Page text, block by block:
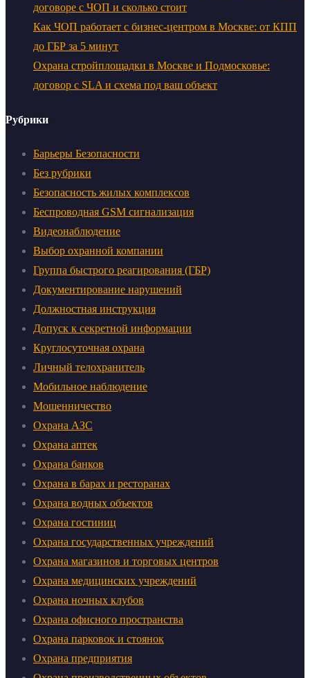
договоре с ЧОП и сколько стоит
Как ЧОП работает с бизнес-центром в Москве: от КПП
до ГБР за 5 минут
Охрана стройплощадки в Москве и Подмосковье:
договор с SLA и схема под ваш объект
Рубрики
Барьеры Безопасности
Без рубрики
Безопасность жилых комплексов
Беспроводная GSM сигнализация
Видеонаблюдение
Выбор охранной компании
Группа быстрого реагирования (ГБР)
Документирование нарушений
Должностная инструкция
Допуск к секретной информации
Круглосуточная охрана
Личный телохранитель
Мобильное наблюдение
Мошенничество
Охрана АЗС
Охрана аптек
Охрана банков
Охрана в барах и ресторанах
Охрана водных объектов
Охрана гостиниц
Охрана государственных учреждений
Охрана магазинов и торговых центров
Охрана медицинских учреждений
Охрана ночных клубов
Охрана офисного пространства
Охрана парковок и стоянок
Охрана предприятия